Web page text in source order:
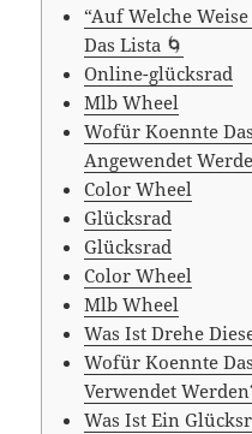
“Auf Welche
Das Lista 🌀
Online-glücksrad
Mlb Wheel
Wofür Koennte
Angewendet
Color Wheel
Glücksrad
Glücksrad
Color Wheel
Mlb Wheel
Was Ist Drehe
Wofür Koennte
Verwendet
Was Ist Ein